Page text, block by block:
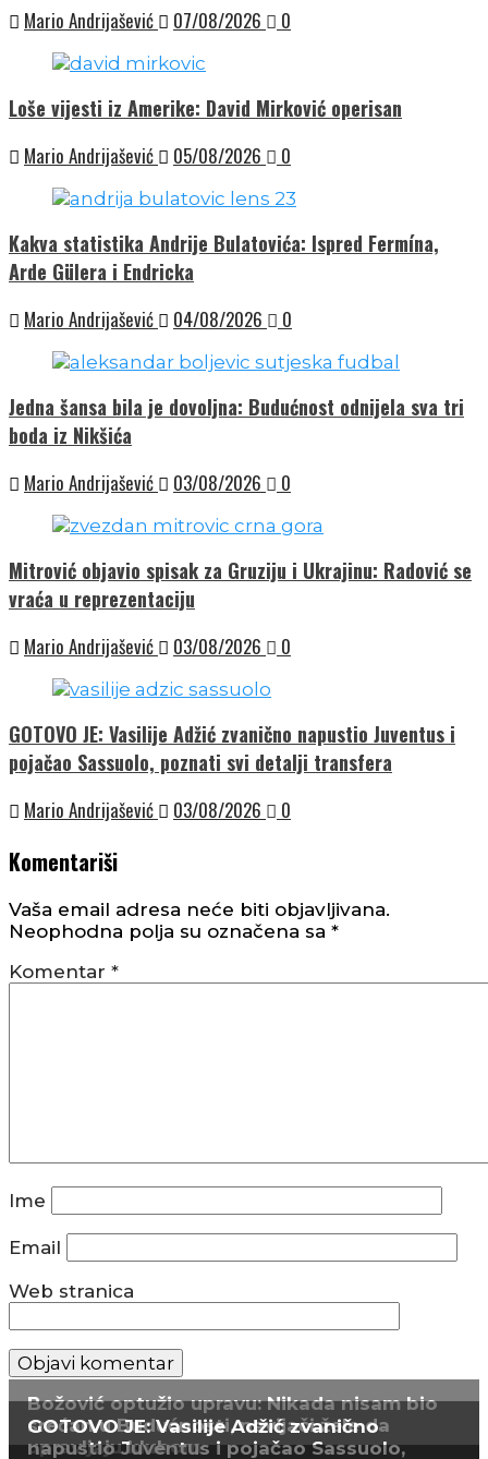
Mario Andrijašević 07/08/2026 0
Loše vijesti iz Amerike: David Mirković operisan
Mario Andrijašević 05/08/2026 0
Kakva statistika Andrije Bulatovića: Ispred Fermína,
Arde Gülera i Endricka
Mario Andrijašević 04/08/2026 0
Jedna šansa bila je dovoljna: Budućnost odnijela sva tri
boda iz Nikšića
Mario Andrijašević 03/08/2026 0
Mitrović objavio spisak za Gruziju i Ukrajinu: Radović se
vraća u reprezentaciju
Mario Andrijašević 03/08/2026 0
GOTOVO JE: Vasilije Adžić zvanično napustio Juventus i
pojačao Sassuolo, poznati svi detalji transfera
Mario Andrijašević 03/08/2026 0
Komentariši
Vaša email adresa neće biti objavljivana.
Neophodna polja su označena sa *
Komentar *
Ime
Email
Web stranica